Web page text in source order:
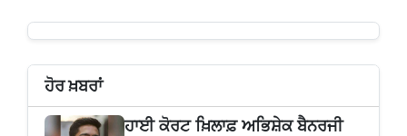
ਹੋਰ ਖ਼ਬਰਾਂ
ਹਾਈ ਕੋਰਟ ਖ਼ਿਲਾਫ਼ ਅਭਿਸ਼ੇਕ ਬੈਨਰਜੀ